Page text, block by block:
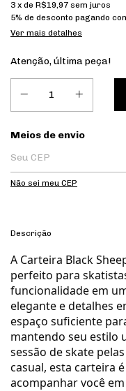
3 x de R$19,97 sem juros
5% de desconto pagando
Ver mais detalhes
Atenção, última peça!
Entregas para o CEP:
Meios de envio
Não sei meu CEP
Descrição
A Carteira Black
perfeito para
funcionalidade em
elegante e detalhes
espaço suficiente
mantendo seu estilo
sessão de skate
casual, esta carteira
acompanhar você